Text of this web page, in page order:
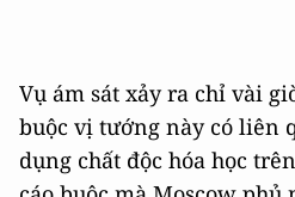
Vụ ám sát xảy ra chỉ vài
buộc vị tướng này có liên
dụng chất độc hóa học